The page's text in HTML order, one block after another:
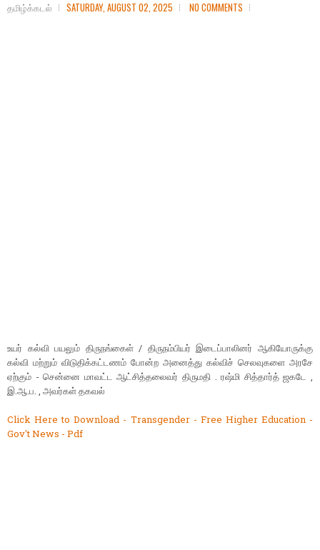
தமிழ்க்கடல் SATURDAY, AUGUST 02, 2025 NO COMMENTS
உயர் கல்வி பயலும் திருநங்கைள் / திருநம்பியர் இடைப்பாலினர் ஆகியோருக்கு
கல்வி மற்றும் விடுதிக்கட்டணம் போன்ற அனைத்து கல்விச் செலவுகளை அரசே
ஏற்கும் - சென்னை மாவட்ட ஆட்சித்தலைவர் திருமதி . ரஷ்மி சித்தார்த் ஜகடே ,
இ.ஆ.ப. , அவர்கள் தகவல்
Click Here to Download - Transgender - Free Higher Education -
Gov't News - Pdf